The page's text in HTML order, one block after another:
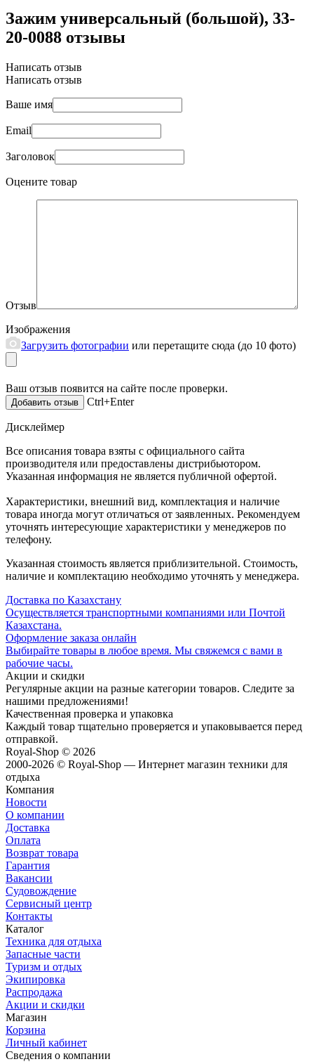
Зажим универсальный (большой), 33-
20-0088 отзывы
Написать отзыв
Написать отзыв
Ваше имя
Email
Заголовок
Оцените товар
Отзыв
Изображения
Загрузить фотографии или перетащите сюда (до 10 фото)
Ваш отзыв появится на сайте после проверки.
Ctrl+Enter
Дисклеймер
Все описания товара взяты с официального сайта
производителя или предоставлены дистрибьютором.
Указанная информация не является публичной офертой.
Характеристики, внешний вид, комплектация и наличие
товара иногда могут отличаться от заявленных. Рекомендуем
уточнять интересующие характеристики у менеджеров по
телефону.
Указанная стоимость является приблизительной. Стоимость,
наличие и комплектацию необходимо уточнять у менеджера.
Доставка по Казахстану
Осуществляется транспортными компаниями или Почтой
Казахстана.
Оформление заказа онлайн
Выбирайте товары в любое время. Мы свяжемся с вами в
рабочие часы.
Акции и скидки
Регулярные акции на разные категории товаров. Следите за
нашими предложениями!
Качественная проверка и упаковка
Каждый товар тщательно проверяется и упаковывается перед
отправкой.
Royal-Shop © 2026
2000-2026 © Royal-Shop — Интернет магазин техники для
отдыха
Компания
Новости
О компании
Доставка
Оплата
Возврат товара
Гарантия
Вакансии
Судовождение
Сервисный центр
Контакты
Каталог
Техника для отдыха
Запасные части
Туризм и отдых
Экипировка
Распродажа
Акции и скидки
Магазин
Корзина
Личный кабинет
Сведения о компании